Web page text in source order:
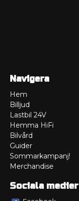
Navigera
Hem
Billjud
Lastbil 24V
Hemma HiFi
Bilvård
Guider
Sommarkampanj!
Merchandise
Sociala medier